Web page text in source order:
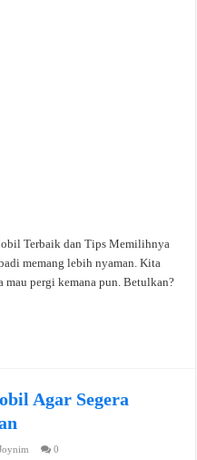
Terbaik dan Tips Memilihnya
memang lebih nyaman. Kita
pergi kemana pun. Betulkan?
Agar Segera
0